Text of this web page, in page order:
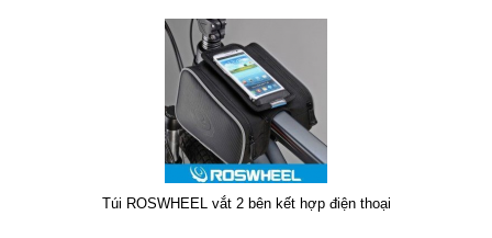
Túi ROSWHEEL vắt 2 bên kết hợp điện thoại